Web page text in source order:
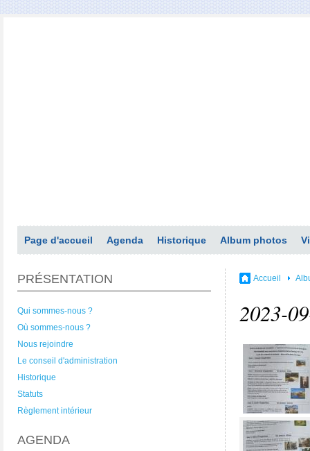
Page d'accueil Agenda Historique Album photos
PRÉSENTATION
Qui sommes-nous ?
Où sommes-nous ?
Nous rejoindre
Le conseil d'administration
Historique
Statuts
Règlement intérieur
AGENDA
Accueil
2023-